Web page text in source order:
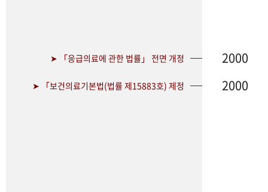
➤ 「응급의료에 관한 법률」 전면 개정 2000
➤ 「보건의료기본법(법률 제15883호) 제정 2000